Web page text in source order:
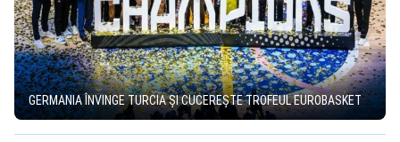
GERMANIA ÎNVINGE TURCIA ȘI CUCEREȘTE TROFEUL EUROBASKET